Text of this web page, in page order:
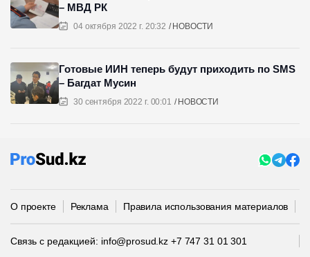
04 октября 2022 г. 20:32 НОВОСТИ
– МВД РК
30 сентября 2022 г. 00:01 НОВОСТИ
Готовые ИИН теперь будут приходить по SMS
– Багдат Мусин
О проекте Реклама Правила использования материалов
Связь с редакцией: info@prosud.kz +7 747 31 01 301